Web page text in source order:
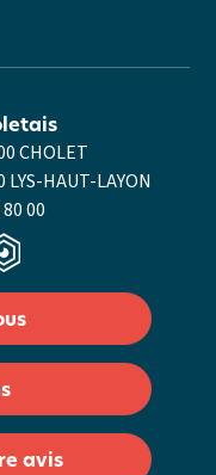
CHOLET
HAUT-LAYON
00
avis